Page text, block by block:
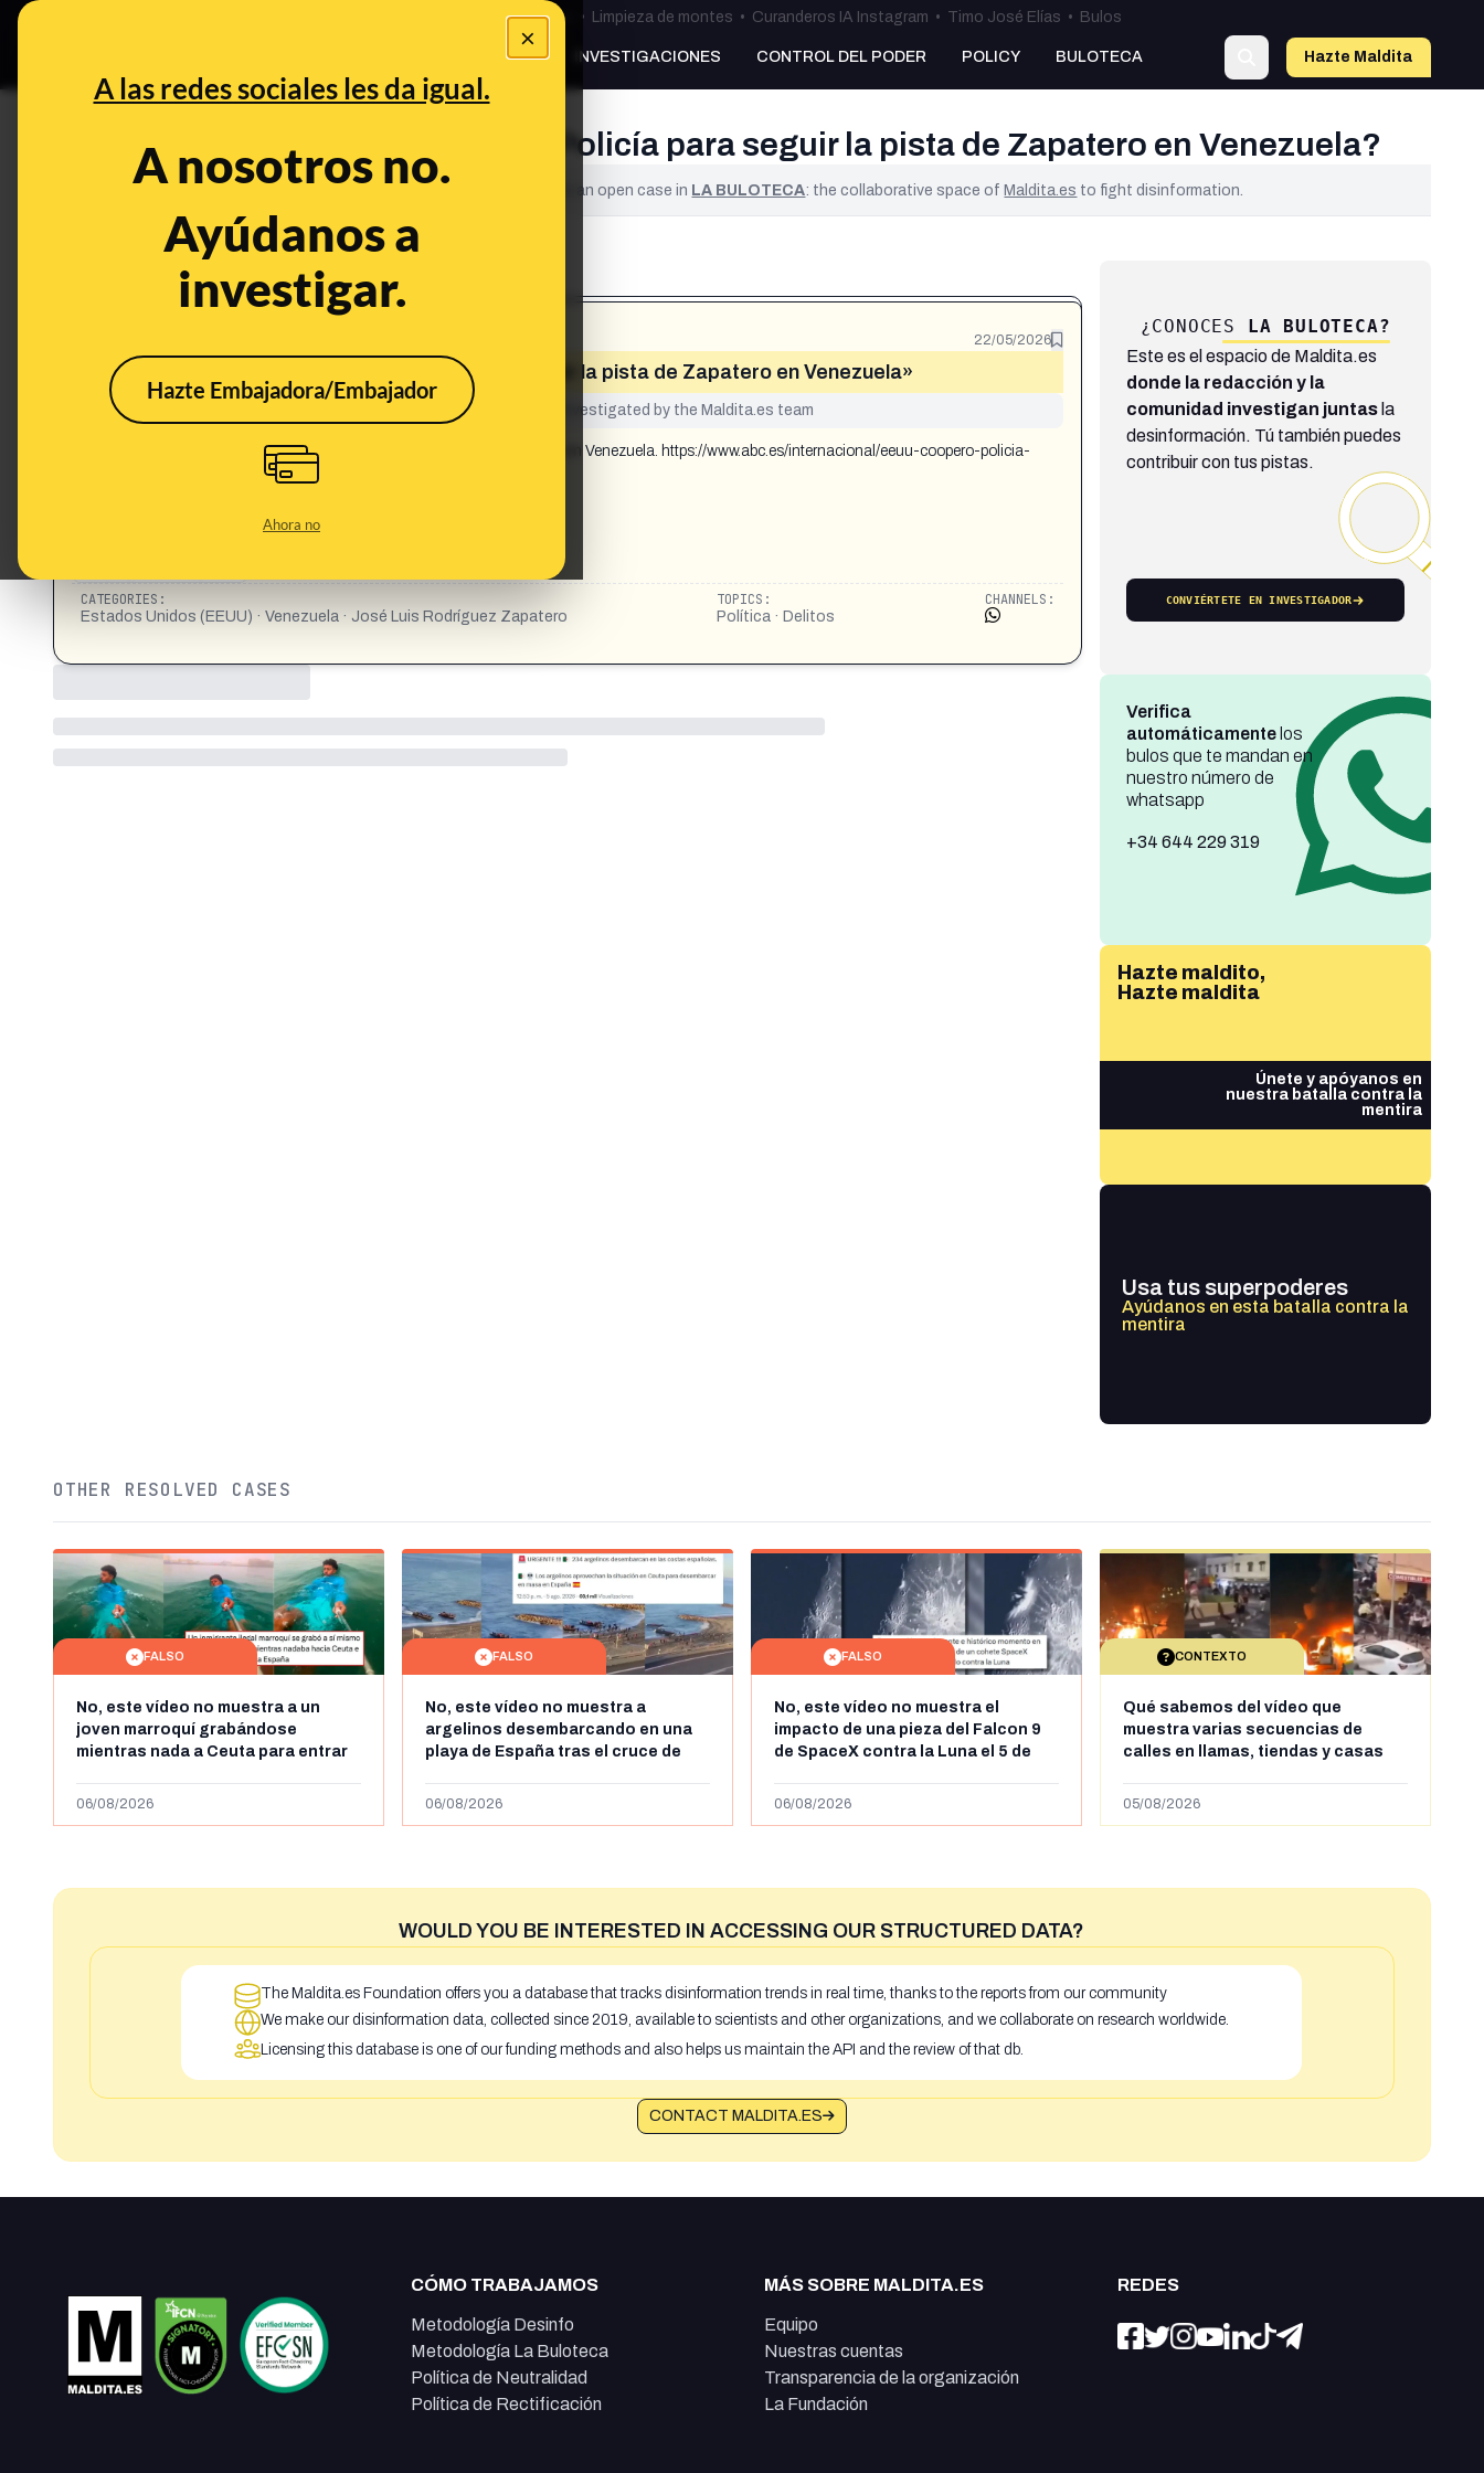
×
A las redes sociales les da igual.
A nosotros no.
Ayúdanos a
investigar.
Hazte Embajadora/Embajador
Ahora no
Bulos Ceuta • Limpieza de montes • Curanderos IA Instagram • Timo José Elías • Bulos
PREBUNKING INVESTIGACIONES CONTROL DEL PODER POLICY BULOTECA Hazte Maldita
¿Estados Unidos coopera con la Policía para seguir la pista de Zapatero en Venezuela?
This content has NOT yet been verified. It is an open case in LA BULOTECA: the collaborative space ofMaldita.es to fight disinformation.
22/05/2026
«Estados Unidos coopera con la Policía para seguir la pista de Zapatero en Venezuela»
This content has not yet been investigated by the Maldita.es team
Estados Unidos coopera con la Policía para seguir la pista de Zapatero en Venezuela. https://www.abc.es/internacional/eeuu-coopero-policia-
seguir-pista-zapatero-venezuela-20260518022112-nt.html
CATEGORIES:
Estados Unidos (EEUU) · Venezuela · José Luis Rodríguez Zapatero
TOPICS:
Política · Delitos
CHANNELS:
¿CONOCES LA BULOTECA?
Este es el espacio de Maldita.es
donde la redacción y la
comunidad investigan juntasla
desinformación. Tú también puedes
contribuir con tus pistas.
CONVIÉRTETE EN INVESTIGADOR
Verifica
automáticamentelos
bulos que te mandan en
nuestro número de
whatsapp
+34 644 229 319
Hazte maldito,
Hazte maldita
Únete y apóyanos en
nuestra batalla contra la
mentira
Usa tus superpoderes
Ayúdanos en esta batalla contra la
mentira
OTHER RESOLVED CASES
FALSO
No, este vídeo no muestra a un
joven marroquí grabándose
mientras nada a Ceuta para entrar
más de 450km de Ceuta y el autor lo
06/08/2026
FALSO
No, este vídeo no muestra a
argelinos desembarcando en una
playa de España tras el cruce de
de julio de 2026: son imágenes de
06/08/2026
FALSO
No, este vídeo no muestra el
impacto de una pieza del Falcon 9
de SpaceX contra la Luna el 5 de
menos abril de 2026
06/08/2026
CONTEXTO
Qué sabemos del vídeo que
muestra varias secuencias de
calles en llamas, tiendas y casas
supuestamente en España tras la
05/08/2026
WOULD YOU BE INTERESTED IN ACCESSING OUR STRUCTURED DATA?
The Maldita.es Foundation offers you a database that tracks disinformation trends in real time, thanks to the reports from our community
We make our disinformation data, collected since 2019, available to scientists and other organizations, and we collaborate on research worldwide.
Licensing this database is one of our funding methods and also helps us maintain the API and the review of that db.
CONTACT MALDITA.ES
CÓMO TRABAJAMOS
Metodología Desinfo
Metodología La Buloteca
Política de Neutralidad
Política de Rectificación
MÁS SOBRE MALDITA.ES
Equipo
Nuestras cuentas
Transparencia de la organización
La Fundación
REDES